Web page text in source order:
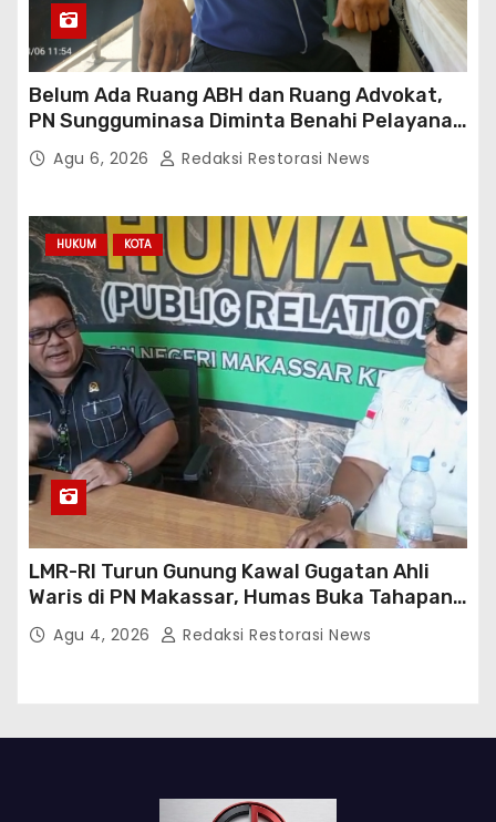
Belum Ada Ruang ABH dan Ruang Advokat,
PN Sungguminasa Diminta Benahi Pelayanan
PublikAgu 6, 2026 Redaksi Restorasi News
HUKUM KOTA
LMR-RI Turun Gunung Kawal Gugatan Ahli
Waris di PN Makassar, Humas Buka Tahapan
Persidangan
Agu 4, 2026 Redaksi Restorasi News